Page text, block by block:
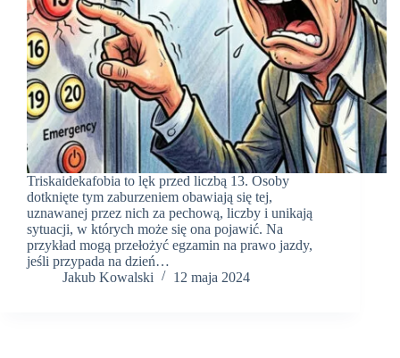
Triskaidekafobia to lęk przed liczbą 13. Osoby
dotknięte tym zaburzeniem obawiają się tej,
uznawanej przez nich za pechową, liczby i unikają
sytuacji, w których może się ona pojawić. Na
przykład mogą przełożyć egzamin na prawo jazdy,
jeśli przypada na dzień…
Jakub Kowalski
12 maja 2024